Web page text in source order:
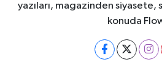
yazıları, magazinden siyasete,
konuda